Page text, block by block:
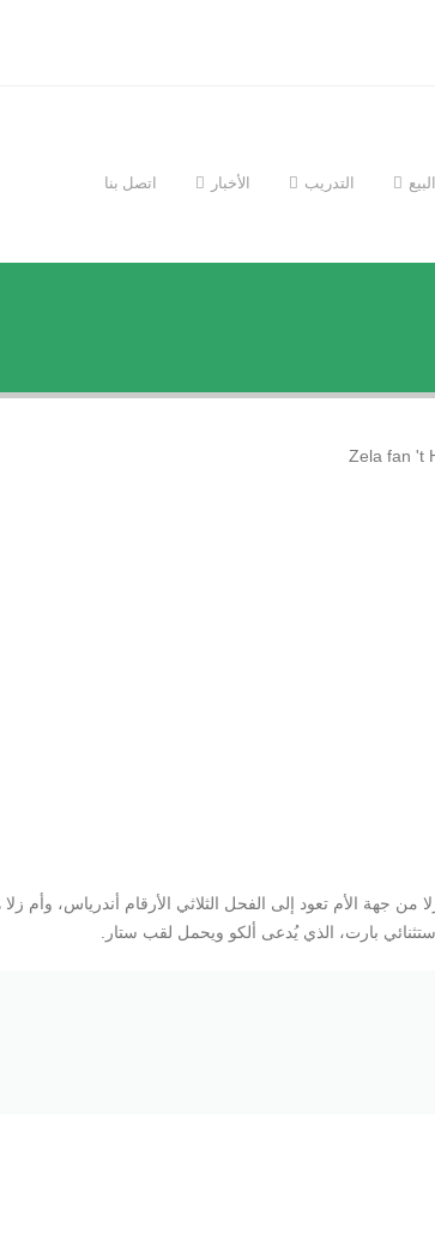
البيع التدريب الأخبار اتصل بنا
في هولندا. زلا من جهة الأم تعود إلى الفحل الثلاثي الأرقام أندرياس، وأم
بارت، الذي يُدعى ألكو ويحمل لقب ستار.